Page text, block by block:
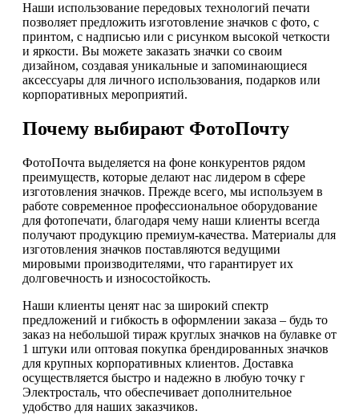
Наши использование передовых технологий печати
позволяет предложить изготовление значков с фото, с
принтом, с надписью или с рисунком высокой четкости
и яркости. Вы можете заказать значки со своим
дизайном, создавая уникальные и запоминающиеся
аксессуары для личного использования, подарков или
корпоративных мероприятий.
Почему выбирают ФотоПочту
ФотоПочта выделяется на фоне конкурентов рядом
преимуществ, которые делают нас лидером в сфере
изготовления значков. Прежде всего, мы используем в
работе современное профессиональное оборудование
для фотопечати, благодаря чему наши клиенты всегда
получают продукцию премиум-качества. Материалы для
изготовления значков поставляются ведущими
мировыми производителями, что гарантирует их
долговечность и износостойкость.
Наши клиенты ценят нас за широкий спектр
предложений и гибкость в оформлении заказа – будь то
заказ на небольшой тираж круглых значков на булавке от
1 штуки или оптовая покупка брендированных значков
для крупных корпоративных клиентов. Доставка
осуществляется быстро и надежно в любую точку г
Электросталь, что обеспечивает дополнительное
удобство для наших заказчиков.